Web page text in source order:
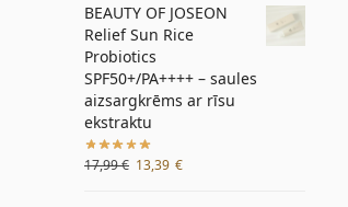
BEAUTY OF JOSEON
Relief Sun Rice
Probiotics
SPF50+/PA++++ – saules
aizsargkrēms ar rīsu
ekstraktu
17,99€ 13,39 €